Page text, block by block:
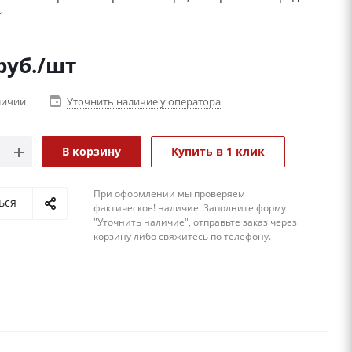
это, в первую очередь, отличный подарок для
/шт
Уточнить наличие у оператора
В корзину Купить в 1 клик
При оформлении мы проверяем
фактическое! наличие. 3аполните форму
"Уточнить наличие", отправьте заказ через
корзину либо свяжитесь по телефону.